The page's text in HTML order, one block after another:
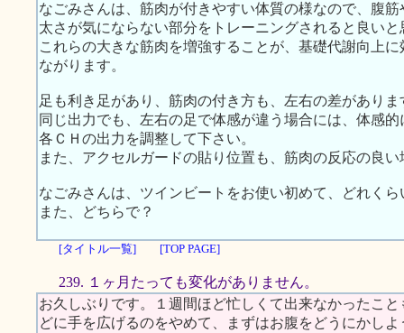
なごみさんは、筋肉が付きやすい体質の様なので、腹
太さが気にならない部分をトレーニングされると良いと
これらの大きな筋肉を増強することが、基礎代謝向上
ながります。
足も利き足があり、筋肉の付き方も、左右の差がありま
同じ出力でも、左右の足で体感が違う場合には、体感
各ＣＨの出力を調整して下さい。
また、アクセルガードの貼り位置も、筋肉の反応の良
なごみさんは、ツインビートをお使い初めて、どれく
また、どちらで？
[タイトル一覧] [TOP PAGE]
239. １ヶ月たっても変化がありません。
お久しぶりです。１週間ほど忙しくて出来なかったこ
どに手を広げるのをやめて、まずはお腹をどうにかし